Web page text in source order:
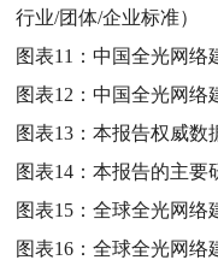
行业/团体/企业标准）
图表11：中国全光网络
图表12：中国全光网络
图表13：本报告权威数
图表14：本报告的主要
图表15：全球全光网络
图表16：全球全光网络